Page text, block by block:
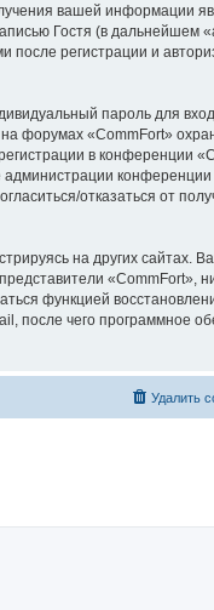
вашей информации
Гостя (в дальнейшем
после регистрации и
пароль для
форумах «CommFort»
в конференции
администрации
отказаться от
на других сайтах.
«CommFort»,
функцией
после чего программное
Удалить